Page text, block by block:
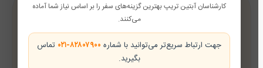
کارشناسان آبتین تریپ بهترین گزینه‌های سفر را بر اساس نیاز شما آماده
می‌کنند.
جهت ارتباط سریع‌تر می‌توانید با شماره ۰۲۱-۸۲۸۰۷۹۰۰ تماس
بگیرید.
پشتیبانی در طول سفر
همراه شما از رزرو تا بازگشت
تضمین بهترین قیمت